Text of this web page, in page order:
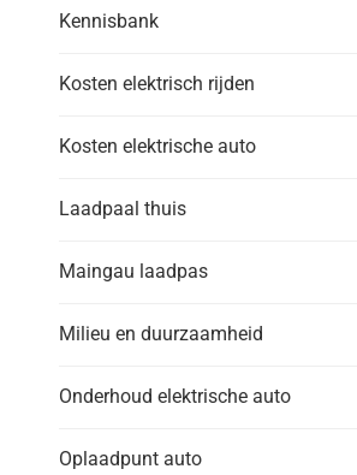
Kennisbank
Kosten elektrisch rijden
Kosten elektrische auto
Laadpaal thuis
Maingau laadpas
Milieu en duurzaamheid
Onderhoud elektrische auto
Oplaadpunt auto